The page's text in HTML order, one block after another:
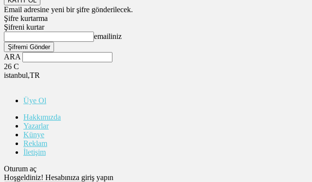
Email adresine yeni bir şifre gönderilecek.
Şifre kurtarma
Şifreni kurtar
emailiniz
ARA
26 C
istanbul,TR
Üye Ol
Hakkımızda
Yazarlar
Künye
Reklam
İletişim
Oturum aç
Hoşgeldiniz! Hesabınıza giriş yapın